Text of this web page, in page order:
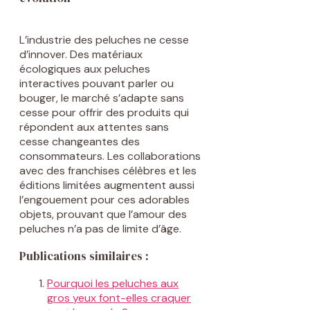
L’industrie des peluches ne cesse
d’innover. Des matériaux
écologiques aux peluches
interactives pouvant parler ou
bouger, le marché s’adapte sans
cesse pour offrir des produits qui
répondent aux attentes sans
cesse changeantes des
consommateurs. Les collaborations
avec des franchises célèbres et les
éditions limitées augmentent aussi
l’engouement pour ces adorables
objets, prouvant que l’amour des
peluches n’a pas de limite d’âge.
Publications similaires :
Pourquoi les peluches aux
gros yeux font-elles craquer